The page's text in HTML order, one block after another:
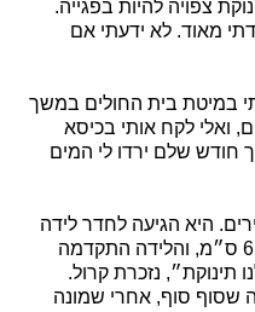
צפויה להיות בפגייה.
מאוד. לא ידעתי אם
במיטת בית החולים במשך
ואלי לקח אותי בכיסא
חודש שלם ירדו לי המים
היא הגיעה לחדר לידה
כשצוואר הרחם שלה בפתיחה של 6 ס״מ, והלידה התקדמה
נולדה לנו תינוקת״, נזכרת קרול.
שסוף סוף, אחרי שמונה